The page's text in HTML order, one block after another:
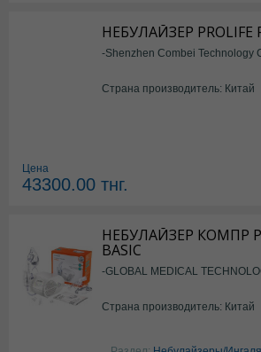
НЕБУЛАЙЗЕР PROLIFE
-Shenzhen Combei Technology
Страна производитель: Китай
Цена
43300.00 тнг.
НЕБУЛАЙЗЕР КОМПР
BASIC
-GLOBAL MEDICAL
Страна производитель: Китай